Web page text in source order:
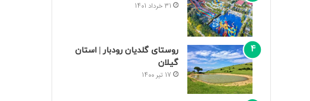
31 خرداد 1401
روستای گلدیان رودبار | استان
گیلان
17 تیر 1400